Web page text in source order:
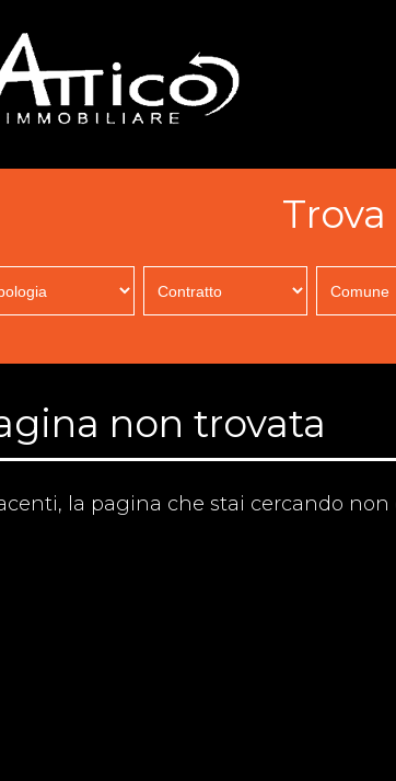
non trovata
la pagina che stai cercando